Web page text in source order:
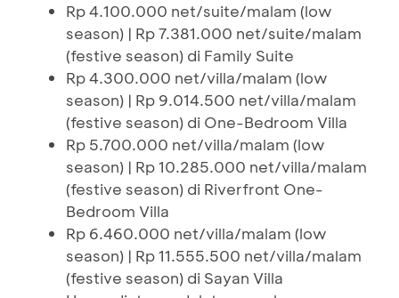
Rp 4.100.000 net/suite/malam (low
season) | Rp 7.381.000 net/suite/malam
(festive season) di Family Suite
Rp 4.300.000 net/villa/malam (low
season) | Rp 9.014.500 net/villa/malam
(festive season) di One-Bedroom Villa
Rp 5.700.000 net/villa/malam (low
season) | Rp 10.285.000 net/villa/malam
(festive season) di Riverfront One-
Bedroom Villa
Rp 6.460.000 net/villa/malam (low
season) | Rp 11.555.500 net/villa/malam
(festive season) di Sayan Villa